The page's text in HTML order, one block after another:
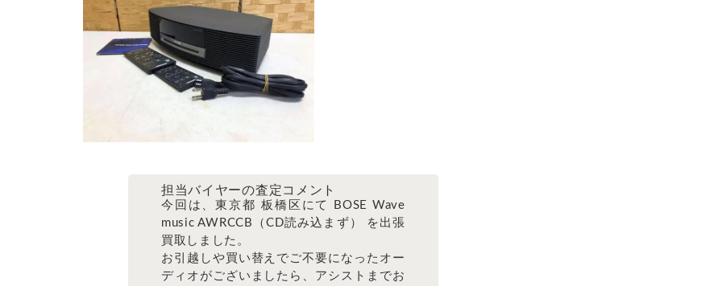
担当バイヤーの査定コメント
今回は、東京都 板橋区にて BOSE Wave
music AWRCCB（CD読み込まず） を出張
買取しました。
お引越しや買い替えでご不要になったオー
ディオがございましたら、アシストまでお